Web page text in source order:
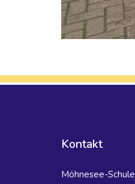
Kontakt
Möhnesee-Schule